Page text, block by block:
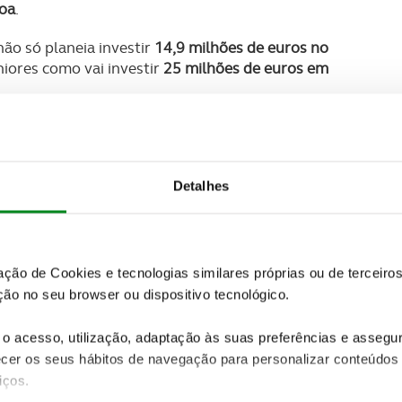
Detalhes
de Cookies e tecnologias similares próprias ou de
no seu browser ou dispositivo tecnológico.
acesso, utilização, adaptação às suas preferências e
os seus hábitos de navegação para personalizar
.
só planeia investir 14,9 milhões de euros no
como vai investir 25 milhões de euros em
vai apostar no elétrico 15. Primeiro quer que
ao Jamor, em Oeiras.
Correia, será possível “partir também para uma
presidente da Câmara de Lisboa afirmou ainda
que em 2024 possam conhecer um